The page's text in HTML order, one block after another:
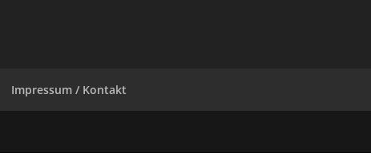
Impressum / Kontakt